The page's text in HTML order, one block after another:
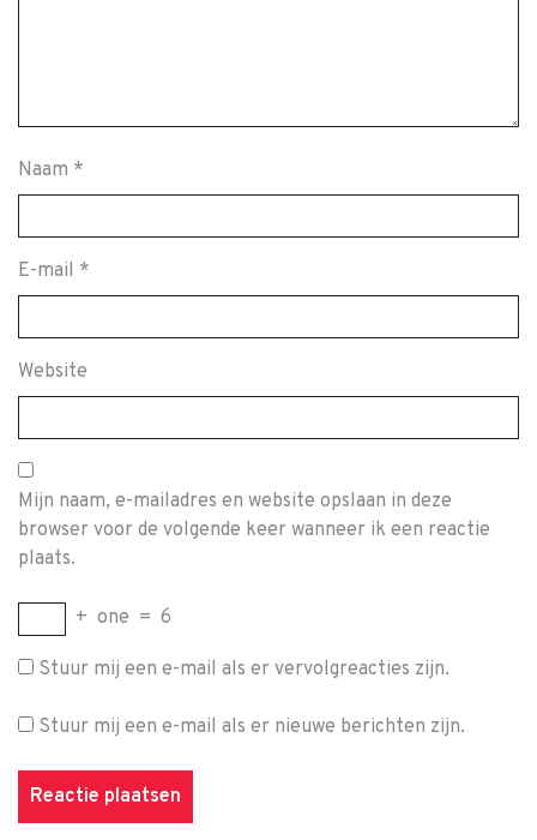
Naam *
E-mail *
Website
Mijn naam, e-mailadres en website opslaan in deze
browser voor de volgende keer wanneer ik een reactie
plaats.
+ one = 6
Stuur mij een e-mail als er vervolgreacties zijn.
Stuur mij een e-mail als er nieuwe berichten zijn.